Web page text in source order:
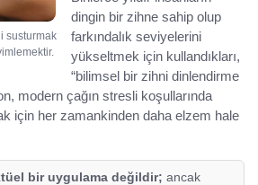
susturmak
dingin bir zihne sahip olup
farkındalık seviyelerini
yükseltmek için kullandıkları,
“bilimsel bir zihni dinlendirme
modern çağın stresli koşullarında
için her zamankinden daha elzem hale
bir uygulama değildir; ancak